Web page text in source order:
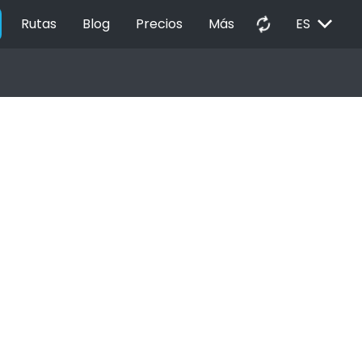
Rutas Blog Precios Más autorenew ES EXPAND_MORE